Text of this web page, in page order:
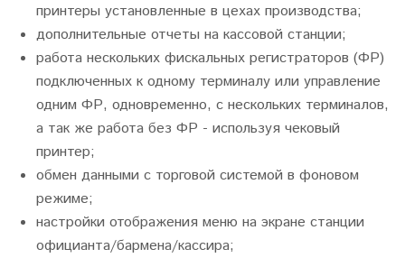
принтеры установленные в цехах производства;
дополнительные отчеты на кассовой станции;
работа нескольких фискальных регистраторов (ФР)
подключенных к одному терминалу или управление
одним ФР, одновременно, с нескольких терминалов,
а так же работа без ФР - используя чековый
принтер;
обмен данными с торговой системой в фоновом
режиме;
настройки отображения меню на экране станции
официанта/бармена/кассира;